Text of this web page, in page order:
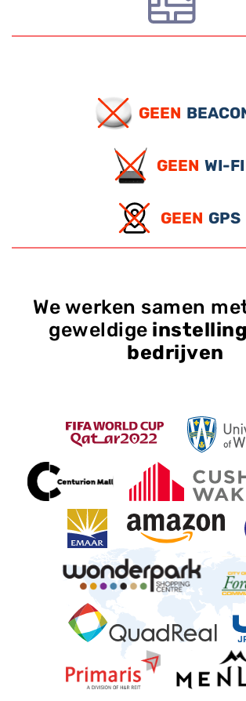
GEEN
GEEN WI-FI
GEEN GPS
We werken samen
geweldige
bedrijven